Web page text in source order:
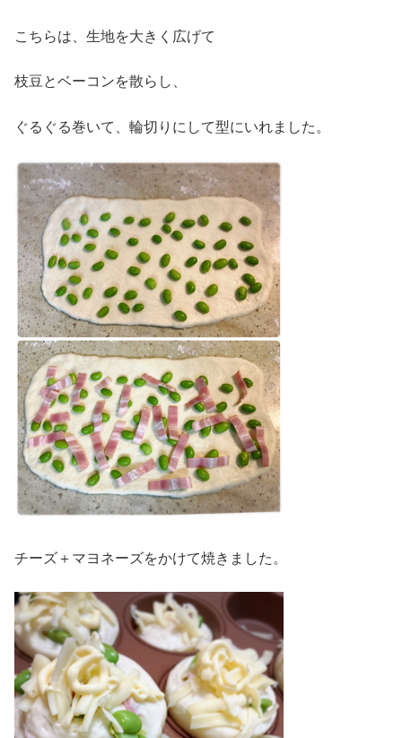
こちらは、生地を大きく広げて
枝豆とベーコンを散らし、
ぐるぐる巻いて、輪切りにして型にいれました。
チーズ＋マヨネーズをかけて焼きました。